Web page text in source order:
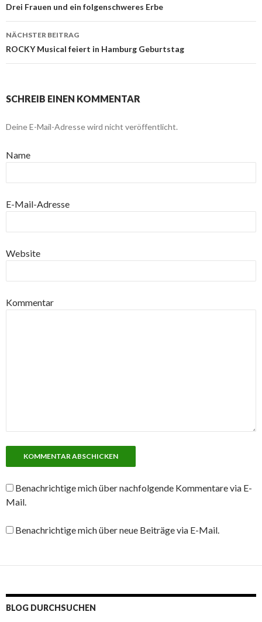
Beitragsnavigation
Drei Frauen und ein folgenschweres Erbe
NÄCHSTER BEITRAG
ROCKY Musical feiert in Hamburg Geburtstag
SCHREIB EINEN KOMMENTAR
Deine E-Mail-Adresse wird nicht veröffentlicht.
Name
E-Mail-Adresse
Website
Kommentar
Benachrichtige mich über nachfolgende Kommentare via E-
Mail.
Benachrichtige mich über neue Beiträge via E-Mail.
BLOG DURCHSUCHEN